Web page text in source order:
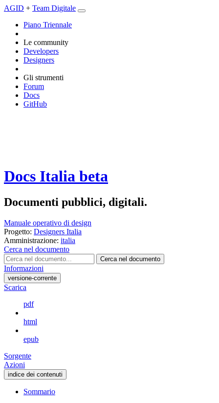
AGID + Team Digitale
Piano Triennale
Le community
Developers
Designers
Gli strumenti
Forum
Docs
GitHub
Docs Italia beta
Documenti pubblici, digitali.
Manuale operativo di design
Progetto: Designers Italia
Amministrazione: italia
Cerca nel documento
Cerca nel documento
Informazioni
versione-corrente
Scarica
pdf
html
epub
Sorgente
Azioni
indice dei contenuti
Sommario